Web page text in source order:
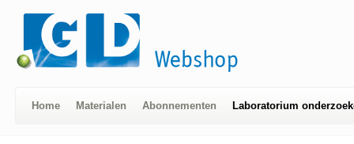
Home Materialen Abonnementen Laboratorium